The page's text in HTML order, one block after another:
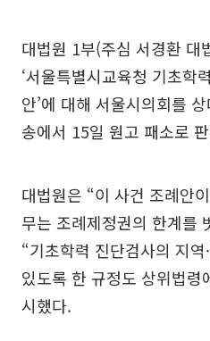
대법원 1부(주심 서경환 대
‘서울특별시교육청 기초학
안’에 대해 서울시의회를
송에서 15일 원고 패소로
대법원은 “이 사건 조례안
무는 조례제정권의 한계를
“기초학력 진단검사의 지
있도록 한 규정도 상위법령
시했다.